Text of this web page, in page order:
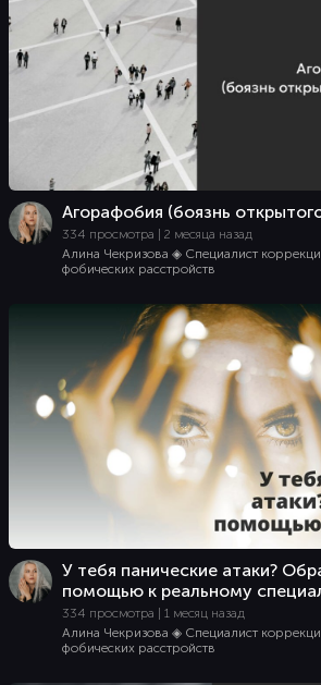
Агорафобия (боязнь
334 просмотра | 2 месяца назад
Алина Чекризова ◈ Специалист
фобических расстройств
У тебя панические атаки?
помощью к реальному
334 просмотра | 1 месяц назад
Алина Чекризова ◈ Специалист
фобических расстройств